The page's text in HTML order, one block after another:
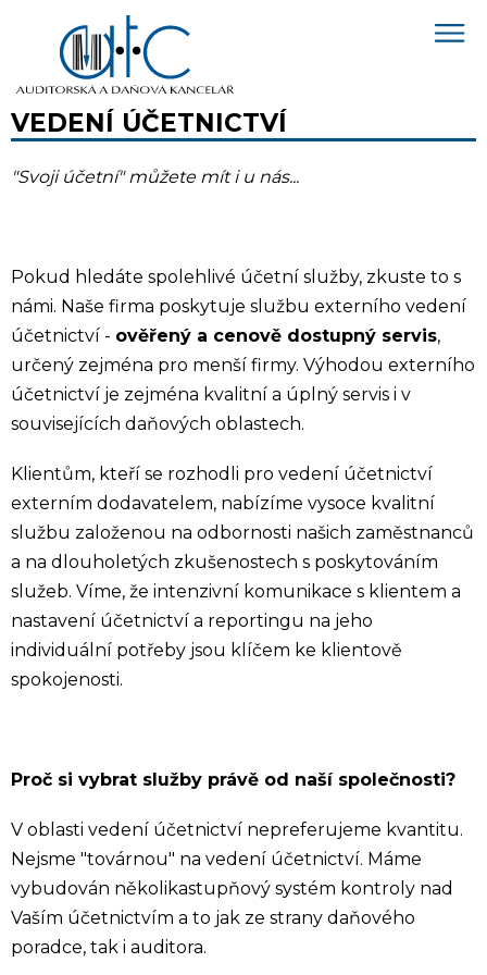
VEDENÍ ÚČETNICTVÍ
"Svoji účetní" můžete mít i u nás...
Pokud hledáte spolehlivé účetní služby, zkuste to s
námi. Naše firma poskytuje službu externího vedení
účetnictví - ověřený a cenově dostupný servis,
určený zejména pro menší firmy. Výhodou externího
účetnictví je zejména kvalitní a úplný servis i v
souvisejících daňových oblastech.
Klientům, kteří se rozhodli pro vedení účetnictví
externím dodavatelem, nabízíme vysoce kvalitní
službu založenou na odbornosti našich zaměstnanců
a na dlouholetých zkušenostech s poskytováním
služeb. Víme, že intenzivní komunikace s klientem a
nastavení účetnictví a reportingu na jeho
individuální potřeby jsou klíčem ke klientově
spokojenosti.
Proč si vybrat služby právě od naší společnosti?
V oblasti vedení účetnictví nepreferujeme kvantitu.
Nejsme "továrnou" na vedení účetnictví. Máme
vybudován několikastupňový systém kontroly nad
Vaším účetnictvím a to jak ze strany daňového
poradce, tak i auditora.